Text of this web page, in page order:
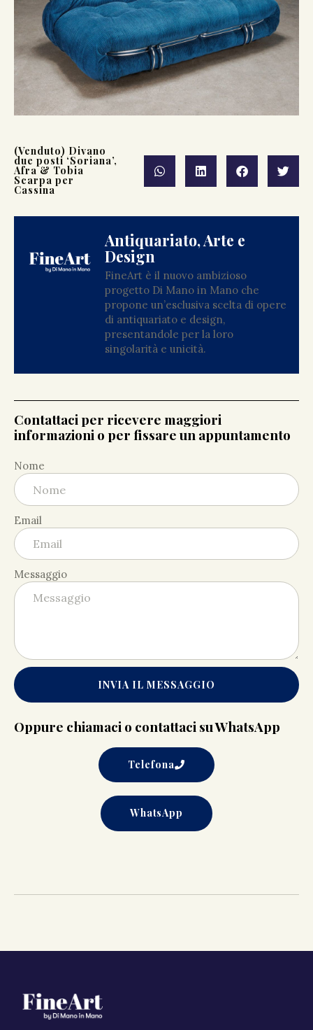
(Venduto) Divano
due posti ‘Soriana’,
Afra & Tobia
Scarpa per
Cassina
Antiquariato, Arte e
Design
FineArt è il nuovo ambizioso
progetto Di Mano in Mano che
propone un’esclusiva scelta di opere
di antiquariato e design,
presentandole per la loro
singolarità e unicità.
Contattaci per ricevere maggiori
informazioni o per fissare un appuntamento
Nome
Email
Messaggio
INVIA IL MESSAGGIO
Oppure chiamaci o contattaci su WhatsApp
Telefona
WhatsApp